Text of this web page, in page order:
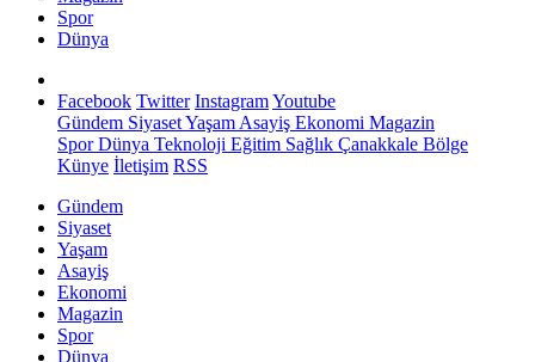
Spor
Dünya
Facebook Twitter InstagramYoutube
Gündem SiyasetYaşam Asayiş Ekonomi Magazin
SporDünya Teknoloji Eğitim Sağlık Çanakkale Bölge
Künye İletişim RSS
Gündem
Siyaset
Yaşam
Asayiş
Ekonomi
Magazin
Spor
Dünya